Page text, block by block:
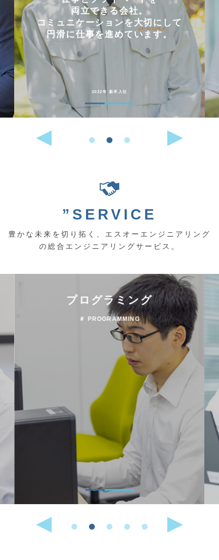
両立できる会社。
コミュニケーションを大切にして
円滑に仕事を進めています。
2022年 新卒入社
”SERVICE
豊かな未来を切り拓く、エスオーエンジニアリング
の総合エンジニアリングサービス。
プログラミング
＃ PROGRAMMING